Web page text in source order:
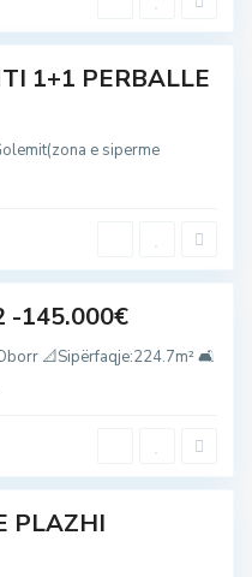
1+1 PERBALLE
e siperme
-145.000€
📐Sipërfaqje:224.7m² 🛋
PLAZHI